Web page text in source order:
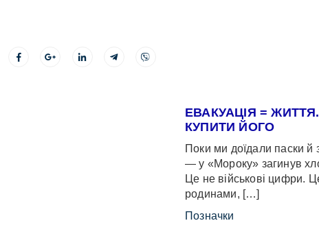
ЕВАКУАЦІЯ =
КУПИТИ ЙОГО
Поки ми доїдали паски й
— у «Мороку» загинув
Це не військові цифри.
родинами, […]
Позначки